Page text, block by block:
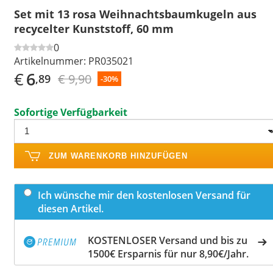
Set mit 13 rosa Weihnachtsbaumkugeln aus
recycelter Kunststoff, 60 mm
0
Artikelnummer: PR035021
€6,89 € 9,90 -30%
Sofortige Verfügbarkeit
ZUM WARENKORB HINZUFÜGEN
Ich wünsche mir den kostenlosen Versand für
diesen Artikel.
KOSTENLOSER Versand und bis zu
1500€ Ersparnis für nur 8,90€/Jahr.